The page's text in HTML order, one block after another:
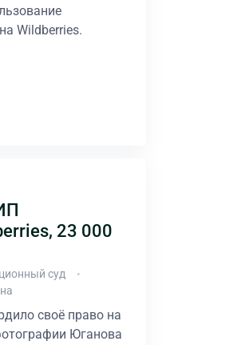
Wildberries.
23 000
суд
своё право на
Юганова